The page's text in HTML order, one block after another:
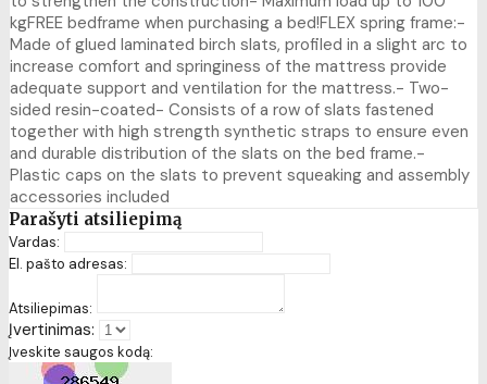
kgFREE bedframe when purchasing a bed!FLEX spring frame:-
Made of glued laminated birch slats, profiled in a slight arc to
increase comfort and springiness of the mattress provide
adequate support and ventilation for the mattress.- Two-
sided resin-coated- Consists of a row of slats fastened
together with high strength synthetic straps to ensure even
and durable distribution of the slats on the bed frame.-
Plastic caps on the slats to prevent squeaking and assembly
accessories included
Parašyti atsiliepimą
Vardas:
El. pašto adresas:
Atsiliepimas:
Įvertinimas:
Įveskite saugos kodą: